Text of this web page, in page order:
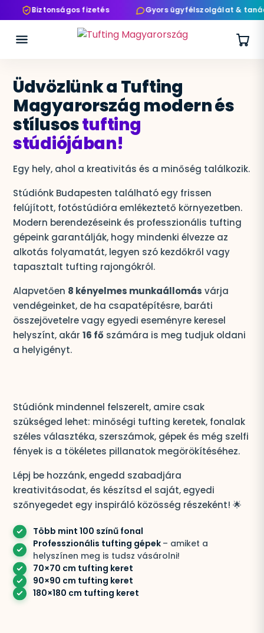
Biztonságos fizetés Gyors ügyfélszolgálat &
Üdvözlünk a Tufting
Magyarország modern és
stílusostufting
stúdiójában!
Egy hely, ahol a kreativitás és a minőség találkozik.
Stúdiónk Budapesten található egy frissen
felújított, fotóstúdióra emlékeztető környezetben.
Modern berendezéseink és professzionális tufting
gépeink garantálják, hogy mindenki élvezze az
alkotás folyamatát, legyen szó kezdőkről vagy
tapasztalt tufting rajongókról.
Alapvetően 8 kényelmes munkaállomás várja
vendégeinket, de ha csapatépítésre, baráti
összejövetelre vagy egyedi eseményre keresel
helyszínt, akár 16 fő számára is meg tudjuk oldani
a helyigényt.
Stúdiónk mindennel felszerelt, amire csak
szükséged lehet: minőségi tufting keretek, fonalak
széles választéka, szerszámok, gépek és még szelfi
fények is a tökéletes pillanatok megörökítéséhez.
Lépj be hozzánk, engedd szabadjára
kreativitásodat, és készítsd el saját, egyedi
szőnyegedet egy inspiráló közösség részeként! 🌟
Több mint 100 színű fonal
Professzionális tufting gépek – amiket a
helyszínen meg is tudsz vásárolni!
70×70 cm tufting keret
90×90 cm tufting keret
180×180 cm tufting keret